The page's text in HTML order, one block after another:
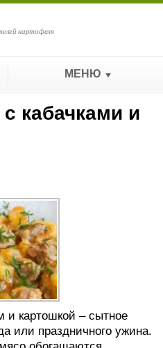
картофеля
МЕНЮ
кабачками и
и картошкой – сытное
или праздничного ужина.